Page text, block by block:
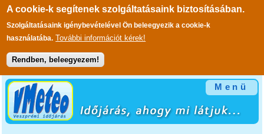
A cookie-k segítenek szolgáltatásaink biztosításában.
Szolgáltatásaink igénybevételével Ön beleegyezik a cookie-k
használatába. További információt kérek!
Rendben, beleegyezem!
Ugrás a tartalomra
Menü